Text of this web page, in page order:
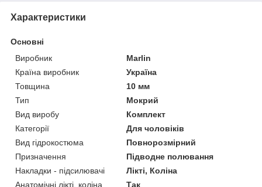
Характеристики
Основні
Виробник
Marlin
Країна виробник
Україна
Товщина
10 мм
Тип
Мокрий
Вид виробу
Комплект
Категорії
Для чоловіків
Вид гідрокостюма
Повнорозмірний
Призначення
Підводне полювання
Накладки - підсилювачі
Лікті, Коліна
Анатомічні лікті, коліна
Так